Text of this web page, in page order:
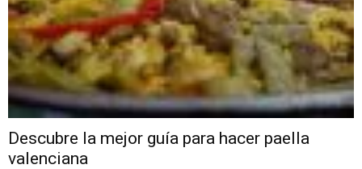
Descubre la mejor guía para hacer paella
valenciana